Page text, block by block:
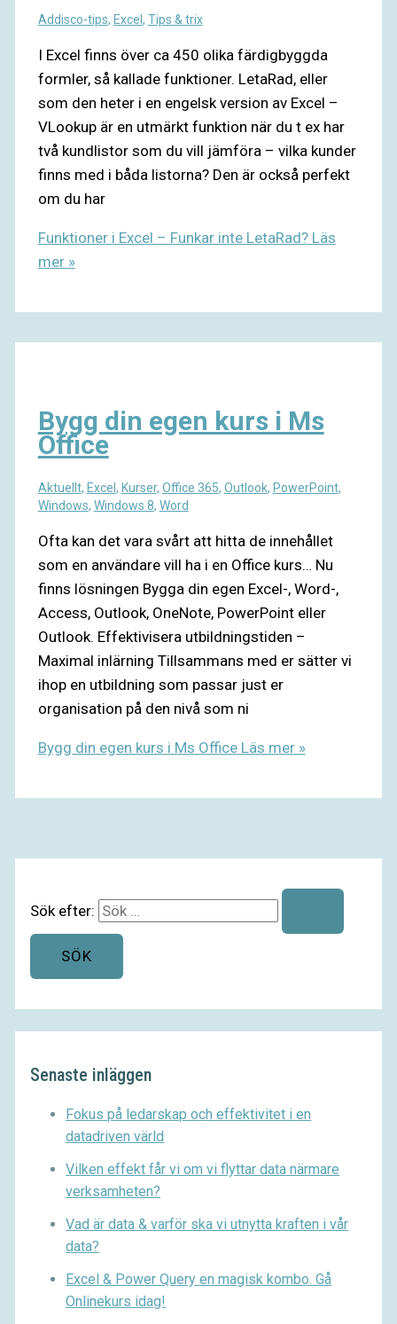
Addisco-tips, Excel , Tips & trix
I Excel finns över ca 450 olika färdigbyggda
formler, så kallade funktioner. LetaRad, eller
som den heter i en engelsk version av Excel –
VLookup är en utmärkt funktion när du t ex har
två kundlistor som du vill jämföra – vilka kunder
finns med i båda listorna? Den är också perfekt
om du har
Funktioner i Excel – Funkar inte LetaRad?Läs
mer »
Bygg din egen kurs i Ms
Office
Aktuellt, Excel , Kurser, Office 365, Outlook, PowerPoint,
Windows, Windows 8, Word
Ofta kan det vara svårt att hitta de innehållet
som en användare vill ha i en Office kurs… Nu
finns lösningen Bygga din egen Excel-, Word-,
Access, Outlook, OneNote, PowerPoint eller
Outlook. Effektivisera utbildningstiden –
Maximal inlärning Tillsammans med er sätter vi
ihop en utbildning som passar just er
organisation på den nivå som ni
Bygg din egen kurs i Ms OfficeLäs mer »
Sök efter:
Senaste inläggen
Fokus på ledarskap och effektivitet i en
datadriven värld
Vilken effekt får vi om vi flyttar data närmare
verksamheten?
Vad är data & varför ska vi utnytta kraften i vår
data?
Excel & Power Query en magisk kombo. Gå
Onlinekurs idag!